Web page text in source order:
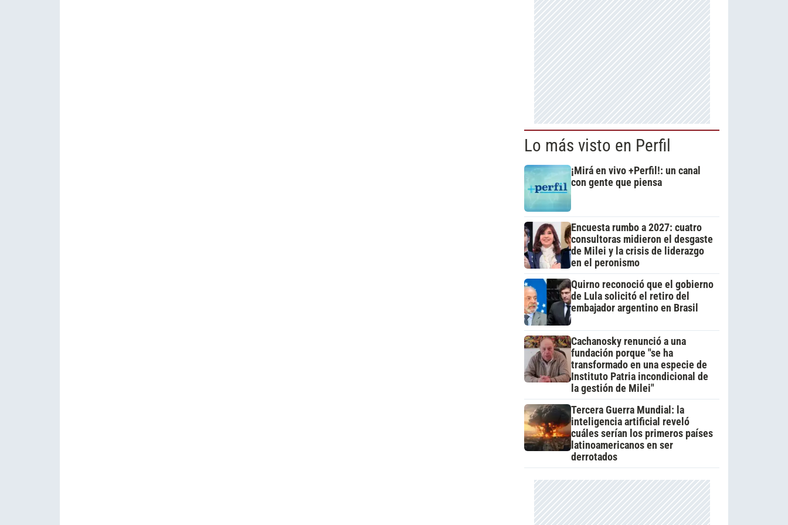
Lo más visto en Perfil
¡Mirá en vivo +Perfil!: un canal
con gente que piensa
Encuesta rumbo a 2027: cuatro
consultoras midieron el desgaste
de Milei y la crisis de liderazgo
en el peronismo
Quirno reconoció que el gobierno
de Lula solicitó el retiro del
embajador argentino en Brasil
Cachanosky renunció a una
fundación porque "se ha
transformado en una especie de
Instituto Patria incondicional de
la gestión de Milei"
Tercera Guerra Mundial: la
inteligencia artificial reveló
cuáles serían los primeros países
latinoamericanos en ser
derrotados